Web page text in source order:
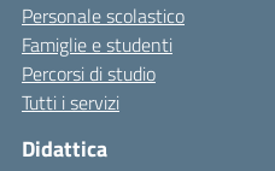
Personale scolastico
Famiglie e studenti
Percorsi di studio
Tutti i servizi
Didattica